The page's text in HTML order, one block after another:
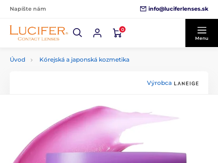
Napíšte nám info@luciferlenses.sk
0
Menu
Úvod Kórejská a japonská kozmetika
Výrobca